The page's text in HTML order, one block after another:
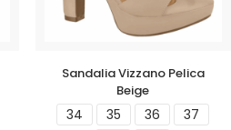
Sandalia Vizzano Pelica
Beige
34 35 36
37